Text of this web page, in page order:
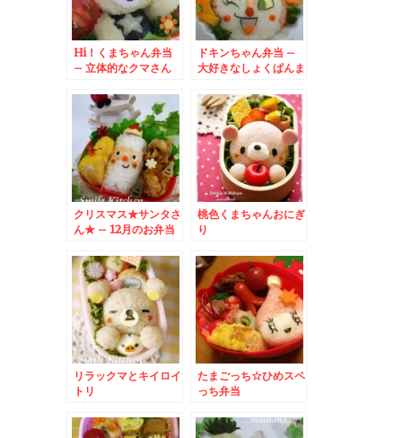
Hi！くまちゃん弁当
– 立体的なクマさん
ドキンちゃん弁当 –
大好きなしょくぱんま
クリスマス★サンタさ
ん★ – 12月のお弁当
まり☆
桃色くまちゃんおにぎ
り
リラックマとキイロイ
トリ
たまごっち☆ひめスペ
っち弁当